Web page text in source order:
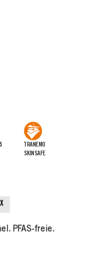
TRANEMO
SKINSAFE
PFAS-freie.